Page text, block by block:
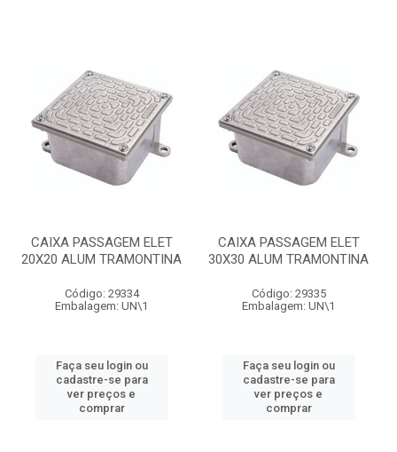
CAIXA PASSAGEM ELET
20X20 ALUM TRAMONTINA
Código: 29334
Embalagem: UN\1
Faça seu login ou
cadastre-se para
ver preços e
comprar
CAIXA PASSAGEM ELET
30X30 ALUM TRAMONTINA
Código: 29335
Embalagem: UN\1
Faça seu login ou
cadastre-se para
ver preços e
comprar